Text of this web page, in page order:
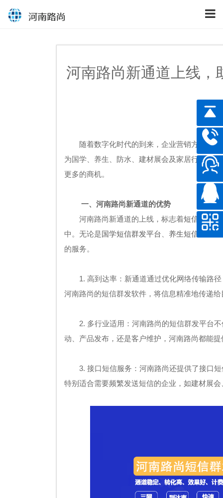
河南路尚新通道上线，
随着数字化时代的到来，企业营销方式也
为国学、养生、防水、建材展会及家居行业提
更多的商机。
一、河南路尚新通道的优势
河南路尚新通道的上线，标志着短信群发服
中。无论是国学短信群发平台
养生短信群发平
的服务。
1. 高到达率：新通道通过优化网络传输路
河南路尚的短信群发软件，将信息精准地传递
2. 多行业适用：河南路尚的短信群发平台
动、产品发布，还是客户维护，河南路尚都能
3. 接口短信服务：河南路尚还提供了接口
特别适合需要频繁发送短信的企业，如建材展